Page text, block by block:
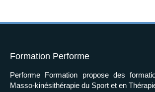
Formation Performe
Performe Formation propose des
Masso-kinésithérapie du Sport et en